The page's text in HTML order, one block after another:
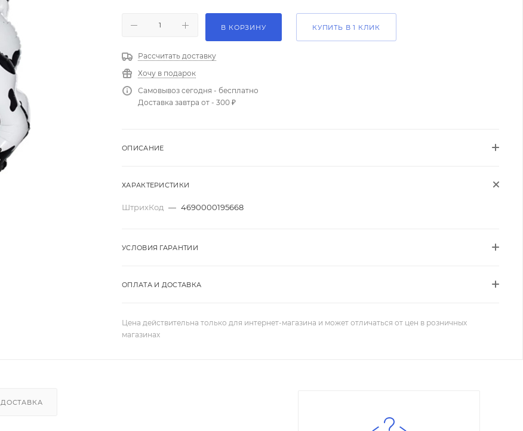
В КОРЗИНУ КУПИТЬ В 1 КЛИК
Рассчитать доставку
Хочу в подарок
Самовывоз сегодня - бесплатно
Доставка завтра от - 300 ₽
ОПИСАНИЕ
ХАРАКТЕРИСТИКИ
ШтрихКод — 4690000195668
УСЛОВИЯ ГАРАНТИИ
ОПЛАТА И ДОСТАВКА
Цена действительна только для интернет-магазина и может отличаться от цен в розничных
магазинах
ДОСТАВКА